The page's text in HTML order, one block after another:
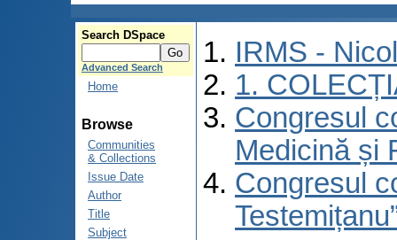
Search DSpace
Advanced Search
Home
Browse
Communities
& Collections
Issue Date
Author
Title
Subject
IRMS -
1.
Congresul
Medicină și
Congresul